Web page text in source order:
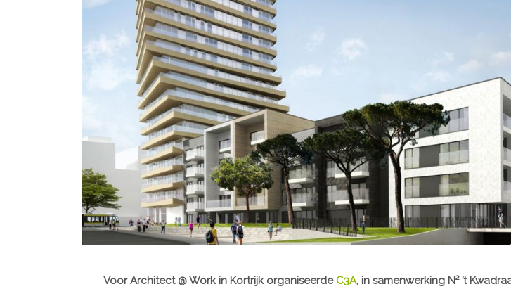
Voor Architect @ Work in Kortrijk organiseerde C3A, in samenwerking N² ’t